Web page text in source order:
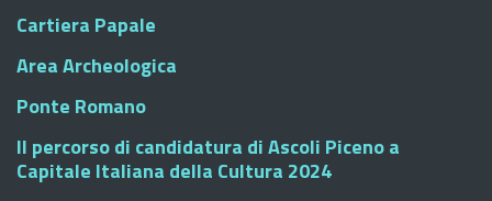
Cartiera Papale
Area Archeologica
Ponte Romano
Il percorso di candidatura di Ascoli Piceno a
Capitale Italiana della Cultura 2024